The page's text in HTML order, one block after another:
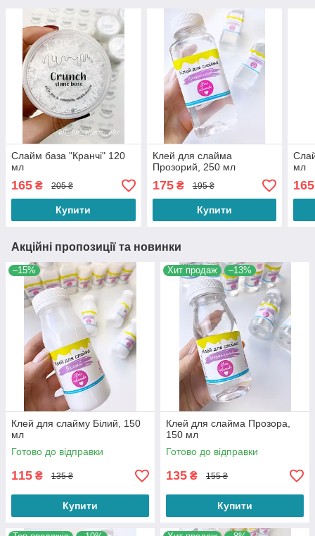
Слайм база "Кранчі" 120
мл
165 ₴ 205 ₴
Купити
Клей для слайма
Прозорий, 250 мл
175₴ 195 ₴
Купити
мл
165
Акційні пропозиції та новинки
–15%
Клей для слайму Білий, 150
мл
Готово до відправки
115 ₴ 135 ₴
Купити
Хит продаж –13%
Клей для слайма Прозора,
150 мл
Готово до відправки
135 ₴ 155 ₴
Купити